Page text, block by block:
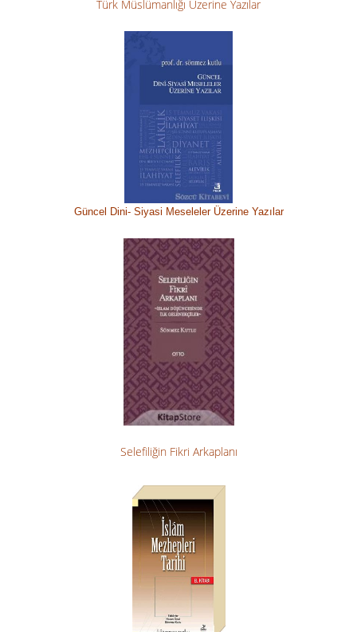
Türk Müslümanlığı Üzerine Yazılar
Güncel Dini- Siyasi Meseleler Üzerine Yazılar
Selefiliğin Fikri Arkaplanı